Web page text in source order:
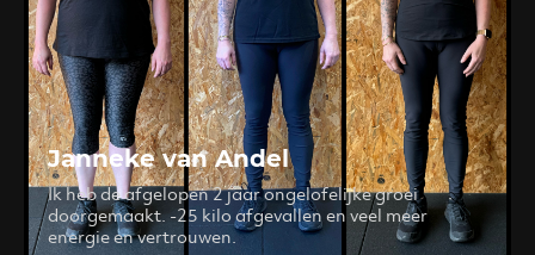
Janneke van Andel
Ik heb de afgelopen 2 jaar ongelofelijke groei
doorgemaakt. -25 kilo afgevallen en veel meer
energie en vertrouwen.